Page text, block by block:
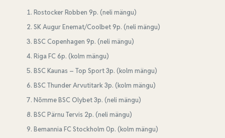
Rostocker Robben 9p. (neli mängu)
SK Augur Enemat/Coolbet 9p. (neli mängu)
BSC Copenhagen 9p. (neli mängu)
Riga FC 6p. (kolm mängu)
BSC Kaunas – Top Sport 3p. (kolm mängu)
BSC Thunder Arvutitark 3p. (kolm mängu)
Nõmme BSC Olybet 3p. (neli mängu)
BSC Pärnu Tervis 2p. (neli mängu)
Bemannia FC Stockholm 0p. (kolm mängu)